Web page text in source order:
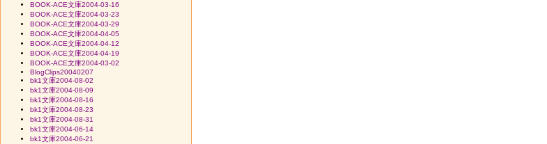
BOOK-ACE文庫2004-03-16
BOOK-ACE文庫2004-03-23
BOOK-ACE文庫2004-03-29
BOOK-ACE文庫2004-04-05
BOOK-ACE文庫2004-04-12
BOOK-ACE文庫2004-04-19
BOOK-ACE文庫2004-03-02
BlogClips20040207
bk1文庫2004-08-02
bk1文庫2004-08-09
bk1文庫2004-08-16
bk1文庫2004-08-23
bk1文庫2004-08-31
bk1文庫2004-06-14
bk1文庫2004-06-21